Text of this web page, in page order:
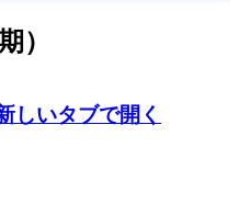
）
しいタブで開く